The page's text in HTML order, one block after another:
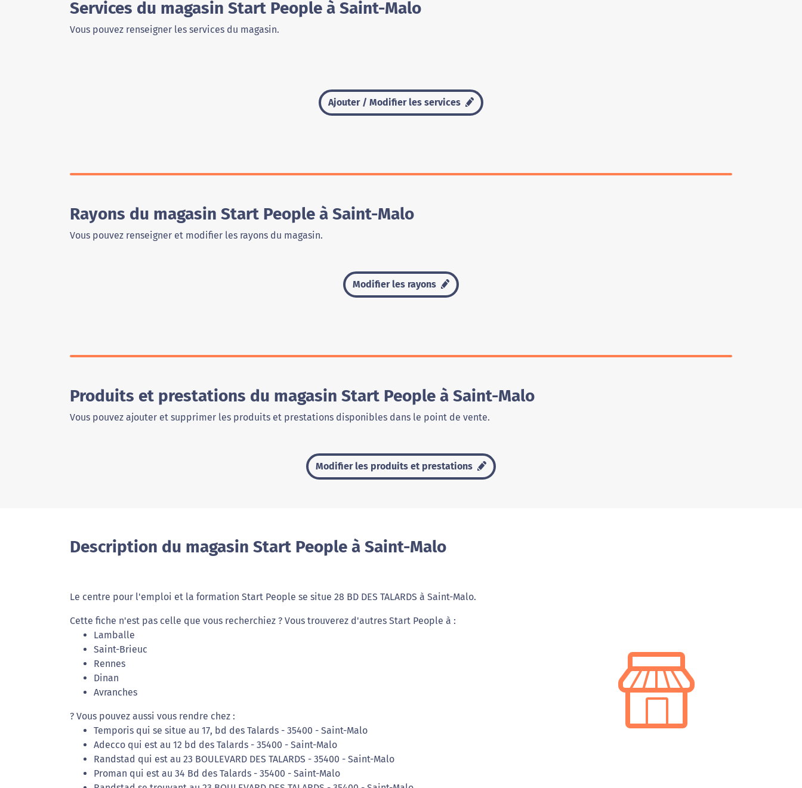
Services du magasin Start People à Saint-Malo
Vous pouvez renseigner les services du magasin.
Ajouter / Modifier les services
Rayons du magasin Start People à Saint-Malo
Vous pouvez renseigner et modifier les rayons du magasin.
Modifier les rayons
Produits et prestations du magasin Start People à Saint-Malo
Vous pouvez ajouter et supprimer les produits et prestations disponibles dans le point de vente.
Modifier les produits et prestations
Description du magasin Start People à Saint-Malo
Le centre pour l'emploi et la formation Start People se situe 28 BD DES TALARDS à Saint-Malo.
Cette fiche n'est pas celle que vous recherchiez ? Vous trouverez d'autres Start People à :
Lamballe
Saint-Brieuc
Rennes
Dinan
Avranches
? Vous pouvez aussi vous rendre chez :
Temporis qui se situe au 17, bd des Talards - 35400 - Saint-Malo
Adecco qui est au 12 bd des Talards - 35400 - Saint-Malo
Randstad qui est au 23 BOULEVARD DES TALARDS - 35400 - Saint-Malo
Proman qui est au 34 Bd des Talards - 35400 - Saint-Malo